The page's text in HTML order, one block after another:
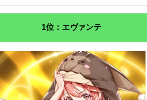
1位：エヴァンテ